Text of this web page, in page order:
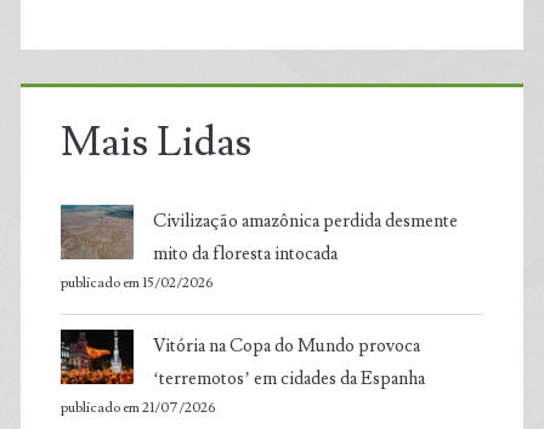
Mais Lidas
Civilização amazônica perdida desmente
mito da floresta intocada
publicado em 15/02/2026
Vitória na Copa do Mundo provoca
‘terremotos’ em cidades da Espanha
publicado em 21/07/2026